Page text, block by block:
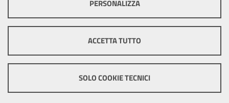
ottimale per ogni utente. Essi non raccolgono i tuoi dati e le tue
informazioni di navigazione per scopi di marketing e profilazione, e
pertanto possono essere utilizzati senza bisogno di acquisire il tuo
Mostra altre informazioni
PERSONALIZZA
ACCETTA TUTTO
SOLO COOKIE TECNICI
Note legali Mappa del sito
Cookie